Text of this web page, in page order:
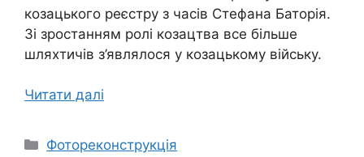
козацького реєстру з часів Стефана Баторія.
Зі зростанням ролі козацтва все більше
шляхтичів з’являлося у козацькому війську.
Читати далі
Категорії
Фотореконструкція